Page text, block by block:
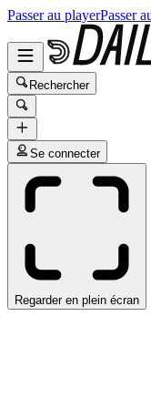
Passer au playerPasser
Rechercher
Se connecter
Regarder en plein écran